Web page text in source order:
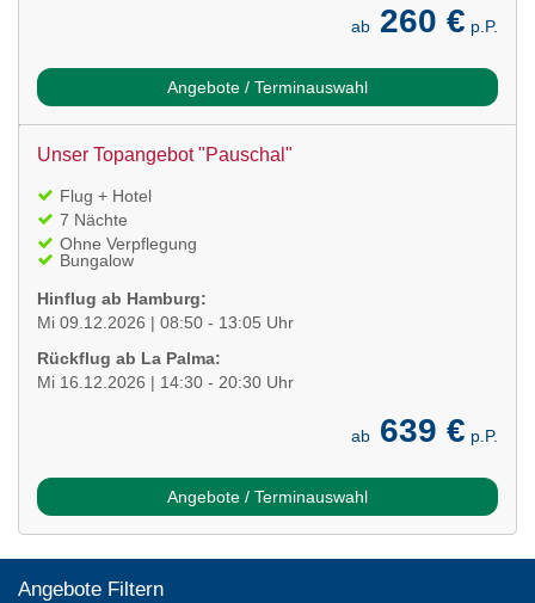
ab 260 € p.P.
Angebote / Terminauswahl
Unser Topangebot "Pauschal"
Flug + Hotel
7 Nächte
Ohne Verpflegung
Bungalow
Hinflug ab Hamburg:
Mi 09.12.2026 | 08:50 - 13:05 Uhr
Rückflug ab La Palma:
Mi 16.12.2026 | 14:30 - 20:30 Uhr
ab 639 € p.P.
Angebote / Terminauswahl
Angebote Filtern